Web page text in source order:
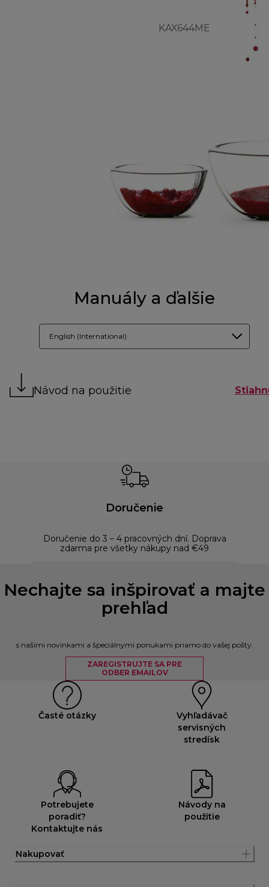
KAX644ME
Manuály a ďalšie
English (International)
Návod na použitie
Doručenie
Doručenie do 3 – 4 pracovných dní. Doprava
zdarma pre všetky nákupy nad €49
Nechajte sa inšpirovať a majte
prehľad
s našimi novinkami a špeciálnymi ponukami priamo do vašej pošty.
ZAREGISTRUJTE SA PRE
ODBER EMAILOV
Časté otázky
Vyhľadávač
servisných
stredísk
Potrebujete
poradiť?
Kontaktujte nás
Návody na
použitie
Nakupovať